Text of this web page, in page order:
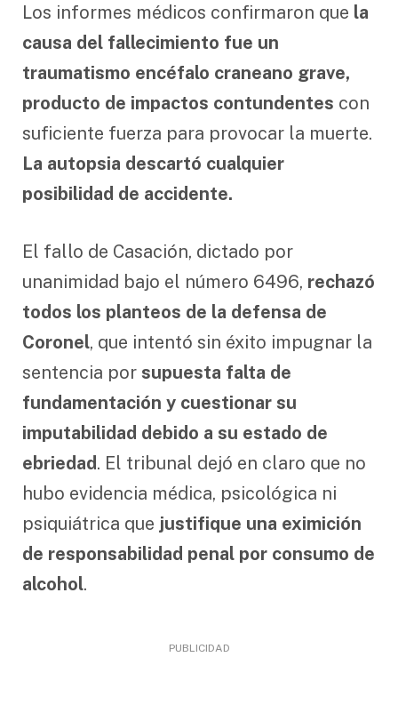
Los informes médicos confirmaron que la
causa del fallecimiento fue un
traumatismo encéfalo craneano grave,
producto de impactos contundentes con
suficiente fuerza para provocar la muerte.
La autopsia descartó cualquier
posibilidad de accidente.
El fallo de Casación, dictado por
unanimidad bajo el número 6496, rechazó
todos los planteos de la defensa de
Coronel, que intentó sin éxito impugnar la
sentencia por supuesta falta de
fundamentación y cuestionar su
imputabilidad debido a su estado de
ebriedad. El tribunal dejó en claro que no
hubo evidencia médica, psicológica ni
psiquiátrica que justifique una eximición
de responsabilidad penal por consumo de
alcohol.
PUBLICIDAD